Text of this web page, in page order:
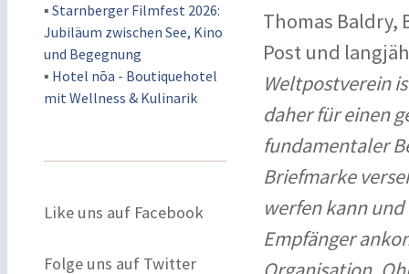
▪ Starnberger Filmfest 2026:
Jubiläum zwischen See, Kino
und Begegnung
▪ Hotel nōa - Boutiquehotel
mit Wellness & Kulinarik
Like uns auf Facebook
Folge uns auf Twitter
Thomas Baldry,
Post und
Weltpostverein
daher für einen
fundamentaler
Briefmarke
werfen kann und
Empfänger